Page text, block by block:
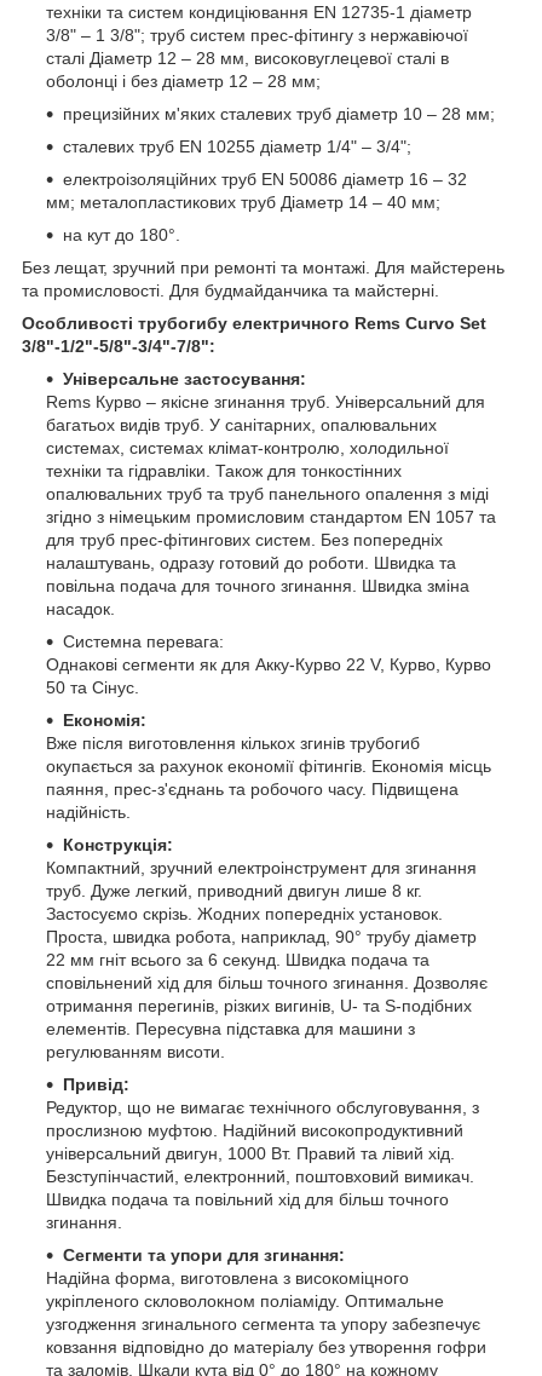
техніки та систем кондиціювання EN 12735-1 діаметр
3/8" – 1 3/8"; труб систем прес-фітингу з нержавіючої
сталі Діаметр 12 – 28 мм, високовуглецевої сталі в
оболонці і без діаметр 12 – 28 мм;
прецизійних м'яких сталевих труб діаметр 10 – 28 мм;
сталевих труб EN 10255 діаметр 1/4" – 3/4";
електроізоляційних труб EN 50086 діаметр 16 – 32
мм; металопластикових труб Діаметр 14 – 40 мм;
на кут до 180°.
Без лещат, зручний при ремонті та монтажі. Для майстерень
та промисловості. Для будмайданчика та майстерні.
Особливості трубогибу електричного Rems Curvo Set
3/8"-1/2"-5/8"-3/4"-7/8":
Універсальне застосування:
Rems Курво – якісне згинання труб. Універсальний для
багатьох видів труб. У санітарних, опалювальних
системах, системах клімат-контролю, холодильної
техніки та гідравліки. Також для тонкостінних
опалювальних труб та труб панельного опалення з міді
згідно з німецьким промисловим стандартом EN 1057 та
для труб прес-фітингових систем. Без попередніх
налаштувань, одразу готовий до роботи. Швидка та
повільна подача для точного згинання. Швидка зміна
насадок.
Системна перевага:
Однакові сегменти як для Акку-Курво 22 V, Курво, Курво
50 та Сінус.
Економія:
Вже після виготовлення кількох згинів трубогиб
окупається за рахунок економії фітингів. Економія місць
паяння, прес-з'єднань та робочого часу. Підвищена
надійність.
Конструкція:
Компактний, зручний електроінструмент для згинання
труб. Дуже легкий, приводний двигун лише 8 кг.
Застосуємо скрізь. Жодних попередніх установок.
Проста, швидка робота, наприклад, 90° трубу діаметр
22 мм гніт всього за 6 секунд. Швидка подача та
сповільнений хід для більш точного згинання. Дозволяє
отримання перегинів, різких вигинів, U- та S-подібних
елементів. Пересувна підставка для машини з
регулюванням висоти.
Привід:
Редуктор, що не вимагає технічного обслуговування, з
прослизною муфтою. Надійний високопродуктивний
універсальний двигун, 1000 Вт. Правий та лівий хід.
Безступінчастий, електронний, поштовховий вимикач.
Швидка подача та повільний хід для більш точного
згинання.
Сегменти та упори для згинання:
Надійна форма, виготовлена з високоміцного
укріпленого скловолокном поліаміду. Оптимальне
узгодження згинального сегмента та упору забезпечує
ковзання відповідно до матеріалу без утворення гофри
та заломів. Шкали кута від 0° до 180° на кожному